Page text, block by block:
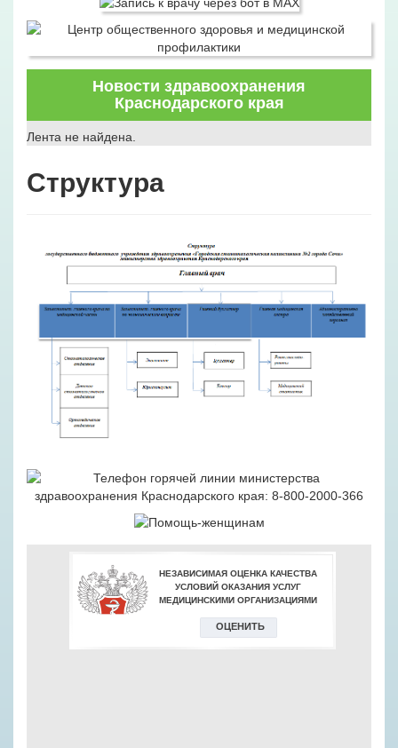
Новости здравоохранения
Краснодарского края
Лента не найдена.
Структура